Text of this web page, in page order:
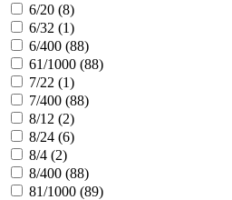
6/20 (8)
6/32 (1)
6/400 (88)
61/1000 (88)
7/22 (1)
7/400 (88)
8/12 (2)
8/24 (6)
8/4 (2)
8/400 (88)
81/1000 (89)